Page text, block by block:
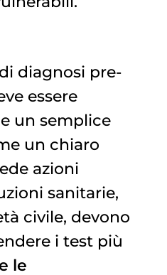
diagnosi pre-
essere
un semplice
un chiaro
azioni
sanitarie,
civile, devono
i test più
le